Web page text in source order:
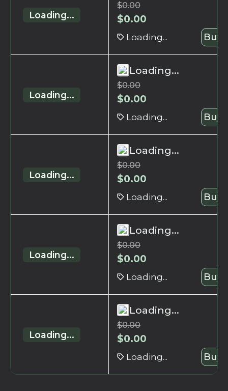
Loading...
$0.00
$0.00
Loading... Buy
Loading...
Loading...
$0.00
$0.00
Loading... Buy
Loading...
Loading...
$0.00
$0.00
Loading... Buy
Loading...
Loading...
$0.00
$0.00
Loading... Buy
Loading...
Loading...
$0.00
$0.00
Loading... Buy